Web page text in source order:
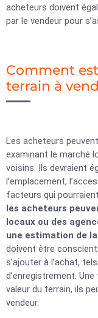
acheteurs doivent
par le vendeur pour
Comment
terrain à
Les acheteurs
examinant le marché
voisins. Ils devraient
l’emplacement,
facteurs qui
les acheteurs
locaux ou des
une estimation de
doivent être
s’ajouter à l’achat,
d’enregistrement.
valeur du terrain, ils
vendeur.